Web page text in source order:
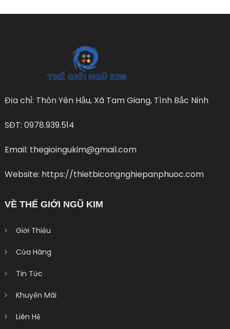
Địa chỉ: Thôn Yên Hậu, Xã Tam Giang, Tình Bắc Ninh
SĐT: 0978.939.514
Email: thegioingukim@gmail.com
Website: https://thietbicongnghiepanphuoc.com
VỀ THẾ GIỚI NGŨ KIM
Giới Thiệu
Cửa Hàng
Tin Tức
Khuyến Mãi
Liên Hệ